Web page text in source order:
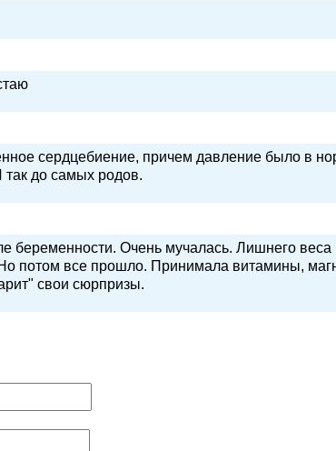
сердцебиение, причем давление было в
так до самых родов.
беременности. Очень мучалась. Лишнего веса
Но потом все прошло. Принимала витамины,
свои сюрпризы.